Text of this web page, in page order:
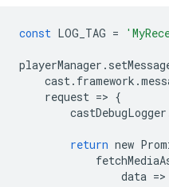
const LOG_TAG =
playerManager .
cast. framework .
request => {
castDebugLogger
return new
data =>